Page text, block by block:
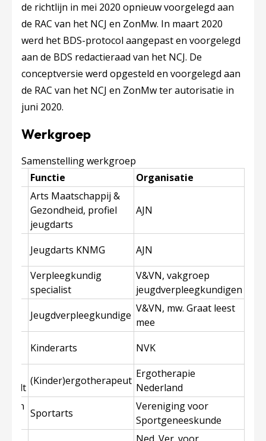
de richtlijn in mei 2020 opnieuw voorgelegd aan
de RAC van het NCJ en ZonMw. In​ maart 2020 ​
werd het BDS-protocol aangepast en voorgelegd
aan de BDS redactieraad van het NCJ. De
conceptversie werd opgesteld en voorgelegd aan
de RAC van het NCJ en ZonMw ter autorisatie in
juni 2020.
Werkgroep
Functie
Organisatie
Arts Maatschappij &
Gezondheid, profiel
jeugdarts
AJN
Jeugdarts KNMG
AJN
Verpleegkundig
specialist
V&VN, vakgroep
jeugdverpleegkundigen
Jeugdverpleegkundige
V&VN, mw. Graat leest
mee
Kinderarts
NVK
(Kinder)ergotherapeut
Ergotherapie
Nederland
van
Sportarts
Vereniging voor
Sportgeneeskunde
Samenstelling werkgroep